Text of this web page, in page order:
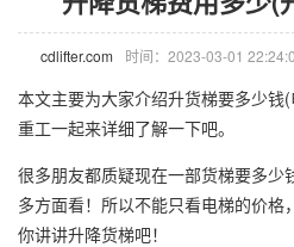
cdlifter.com 时间：2023-03-01
本文主要为大家介绍升货梯要多少
重工一起来详细了解一下吧。
很多朋友都质疑现在一部货梯要多少
多方面看！所以不能只看电梯的价格
你讲讲升降货梯吧！